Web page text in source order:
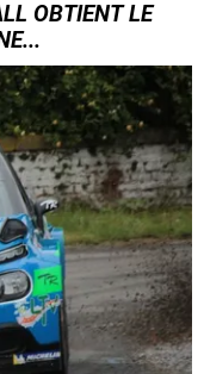
OBTIENT LE